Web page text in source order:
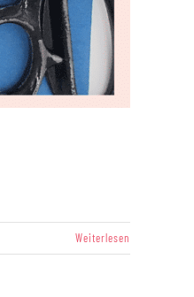
Weiterlesen